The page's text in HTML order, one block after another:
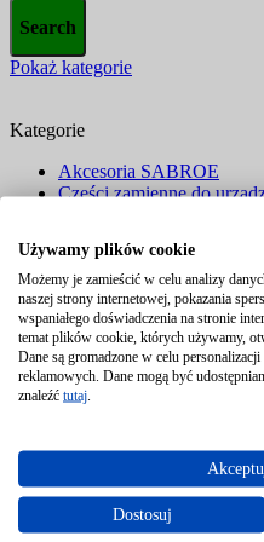
Pokaż kategorie
Kategorie
Akcesoria SABROE
Części zamienne do
Komponenty chłodnicze
Liczniki energii
Presostaty
Przemienniki
Przetworniki
Siłowniki
Sterowniki
Urządzenia sterujące
Producent
Używamy plików cookie
Możemy je zamieścić w celu analizy
naszej strony internetowej, pokazania
wspaniałego doświadczenia na stronie
temat plików cookie, których używamy,
Dane są gromadzone w celu
reklamowych. Dane mogą być
znaleźć tutaj
Dostosuj